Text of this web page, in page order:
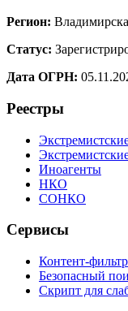
Регион:
Статус:
Дата ОГРН:
Реестры
Иноагенты
НКО
СОНКО
Сервисы
Контент-фильтр
Безопасный
Скрипт для